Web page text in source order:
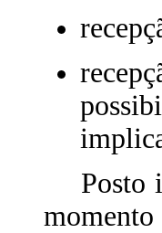
Posto
momento